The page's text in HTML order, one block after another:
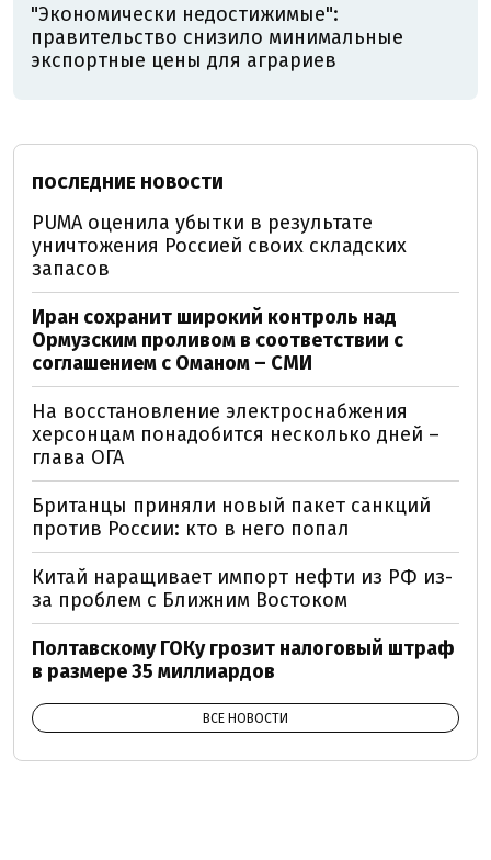
"Экономически недостижимые":
правительство снизило минимальные
экспортные цены для аграриев
ПОСЛЕДНИЕ НОВОСТИ
PUMA оценила убытки в результате
уничтожения Россией своих складских
запасов
Иран сохранит широкий контроль над
Ормузским проливом в соответствии с
соглашением с Оманом – СМИ
На восстановление электроснабжения
херсонцам понадобится несколько дней –
глава ОГА
Британцы приняли новый пакет санкций
против России: кто в него попал
Китай наращивает импорт нефти из РФ из-
за проблем с Ближним Востоком
Полтавскому ГОКу грозит налоговый штраф
в размере 35 миллиардов
ВСЕ НОВОСТИ